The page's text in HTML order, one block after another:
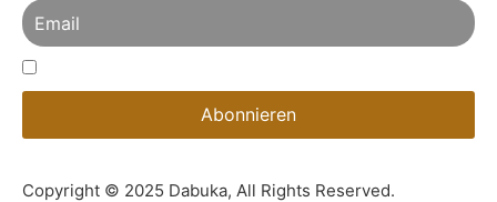
Copyright © 2025 Dabuka, All Rights Reserved.